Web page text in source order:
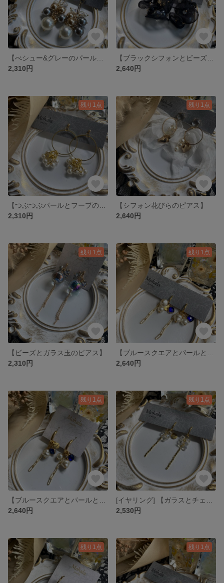
2,310円
2,640円
残り1点
2,310円
残り1点
【シフォン花びらのピアス】
2,640円
残り1点
【ビーズとガラス玉のピアス】
2,310円
残り1点
2,640円
残り1点
2,640円
残り1点
2,530円
残り1点 残り1点